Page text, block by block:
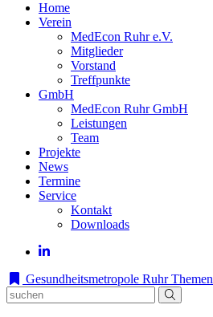
Home
Verein
MedEcon Ruhr e.V.
Mitglieder
Vorstand
Treffpunkte
GmbH
MedEcon Ruhr GmbH
Leistungen
Team
Projekte
News
Termine
Service
Kontakt
Downloads
Gesundheitsmetropole Ruhr Themen